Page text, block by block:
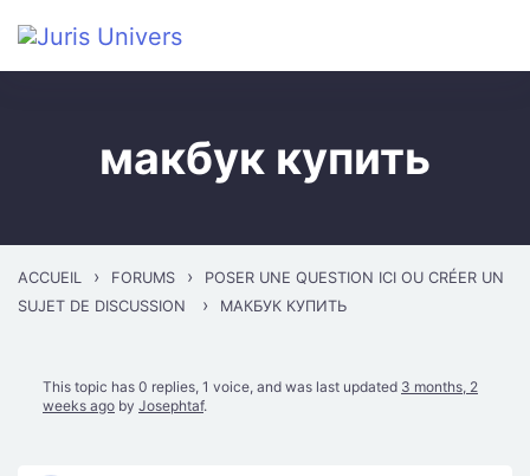
макбук купить
ACCUEIL › FORUMS ›
POSER UNE QUESTION ICI OU CRÉER UN
SUJET DE DISCUSSION
› МАКБУК КУПИТЬ
This topic has 0 replies, 1 voice, and was last updated 3 months, 2
weeks ago by Josephtaf.